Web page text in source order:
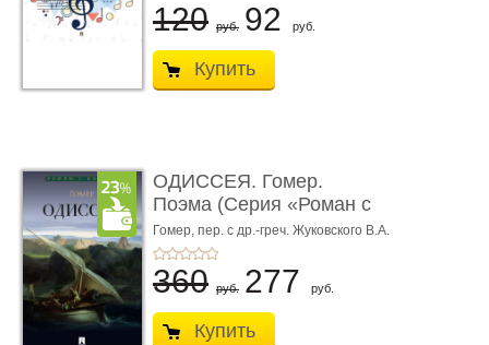
120 руб. 92 руб.
Купить
ОДИССЕЯ. Гомер.
Поэма (Серия «Роман с
книгой»)
Гомер, пер. с др.-греч. Жуковского В.А.
360 руб. 277 руб.
Купить